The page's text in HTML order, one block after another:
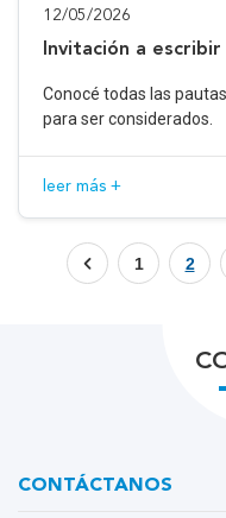
12/05/2026
Invitación a escribir
Conocé todas las
para ser considerados.
leer más +
1 2
CONTÁCTANOS